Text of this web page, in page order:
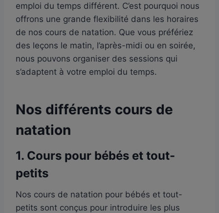
emploi du temps différent. C’est pourquoi nous
offrons une grande flexibilité dans les horaires
de nos cours de natation. Que vous préfériez
des leçons le matin, l’après-midi ou en soirée,
nous pouvons organiser des sessions qui
s’adaptent à votre emploi du temps.
Nos différents cours de
natation
1. Cours pour bébés et tout-
petits
Nos cours de natation pour bébés et tout-
petits sont conçus pour introduire les plus